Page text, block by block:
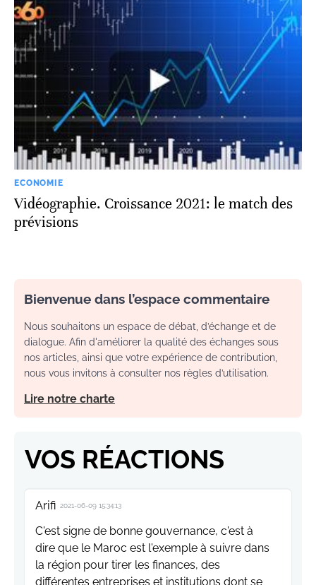
ECONOMIE
Vidéographie. Croissance 2021: le match des
prévisions
Bienvenue dans l’espace commentaire
Nous souhaitons un espace de débat, d’échange et de
dialogue. Afin d'améliorer la qualité des échanges sous
nos articles, ainsi que votre expérience de contribution,
nous vous invitons à consulter nos règles d’utilisation.
Lire notre charte
VOS RÉACTIONS
Arifi 2021-06-09 15:34:13
C'est signe de bonne gouvernance, c'est à
dire que le Maroc est l'exemple à suivre dans
la région pour tirer les finances, des
différentes entreprises et institutions dont se